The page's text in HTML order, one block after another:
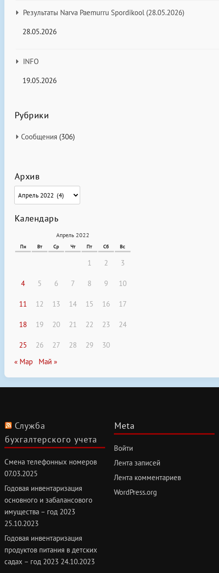
Результаты Narva Paemurru Spordikool (28.05.2026)
28.05.2026
INFO
19.05.2026
Рубрики
Сообщения (306)
Архив
Архив
Календарь
Апрель 2022
Пн Вт Ср Чт Пт Сб Вс
1 2 3
4 5 6 7 8 9 10
11 12 13 14 15 16 17
18 19 20 21 22 23 24
25 26 27 28 29
30
« Мар
Май »
Служба
бухгалтерского учета
Смена телефонных номеров
07.03.2025
Годовая инвентаризация
основного и забалансового
имущества – год 2023
25.10.2023
Годовая инвентаризация
продуктов питания в детских
садах – год 2023 24.10.2023
Meta
Войти
Лента записей
Лента комментариев
WordPress.org